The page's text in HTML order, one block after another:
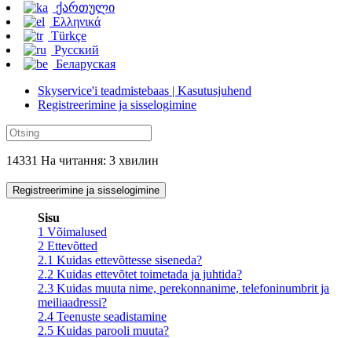
ქართული
Ελληνικά
Türkçe
Русский
Беларуская
Skyservice'i teadmistebaas | Kasutusjuhend
Registreerimine ja sisselogimine
14331 На читання: 3 хвилин
Registreerimine ja sisselogimine
Sisu
1 Võimalused
2 Ettevõtted
2.1 Kuidas ettevõttesse siseneda?
2.2 Kuidas ettevõtet toimetada ja juhtida?
2.3 Kuidas muuta nime, perekonnanime, telefoninumbrit ja
meiliaadressi?
2.4 Teenuste seadistamine
2.5 Kuidas parooli muuta?